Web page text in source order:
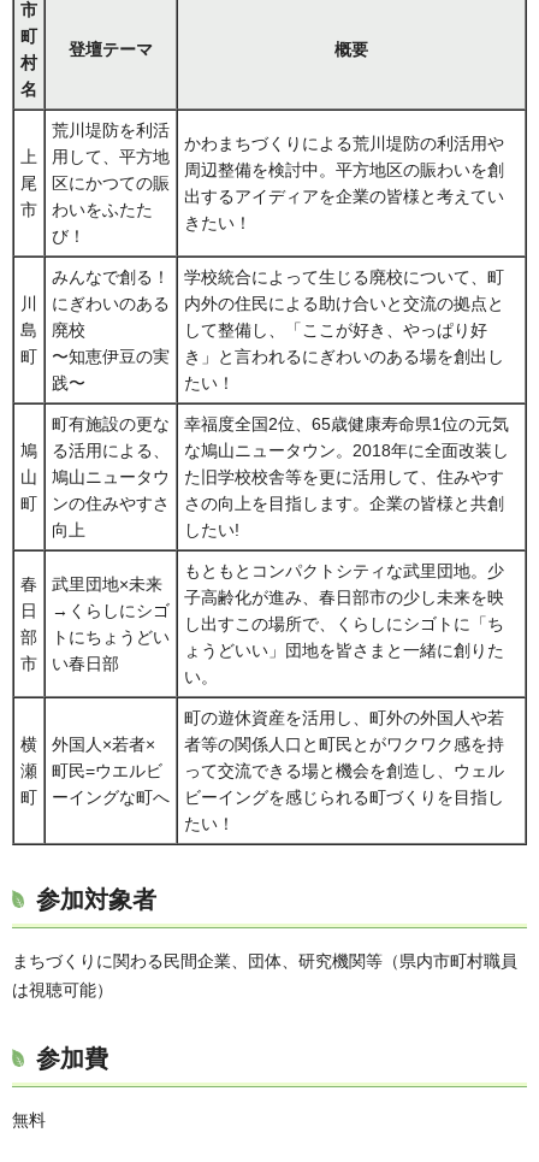
市
町
村
名
登壇テーマ 概要
上
尾
市
荒川堤防を利活
用して、平方地
区にかつての賑
わいをふたた
び！
かわまちづくりによる荒川堤防の利活用や
周辺整備を検討中。平方地区の賑わいを創
出するアイディアを企業の皆様と考えてい
きたい！
川
島
町
みんなで創る！
にぎわいのある
廃校
〜知恵伊豆の実
践〜
学校統合によって生じる廃校について、町
内外の住民による助け合いと交流の拠点と
して整備し、「ここが好き、やっぱり好
き」と言われるにぎわいのある場を創出し
たい！
鳩
山
町
町有施設の更な
る活用による、
鳩山ニュータウ
ンの住みやすさ
向上
幸福度全国2位、65歳健康寿命県1位の元気
な鳩山ニュータウン。2018年に全面改装し
た旧学校校舎等を更に活用して、住みやす
さの向上を目指します。企業の皆様と共創
したい!
春
日
部
市
武里団地×未来
→くらしにシゴ
トにちょうどい
い春日部
もともとコンパクトシティな武里団地。少
子高齢化が進み、春日部市の少し未来を映
し出すこの場所で、くらしにシゴトに「ち
ょうどいい」団地を皆さまと一緒に創りた
い。
横
瀬
町
外国人×若者×
町民=ウエルビ
ーイングな町へ
町の遊休資産を活用し、町外の外国人や若
者等の関係人口と町民とがワクワク感を持
って交流できる場と機会を創造し、ウェル
ビーイングを感じられる町づくりを目指し
たい！
参加対象者
まちづくりに関わる民間企業、団体、研究機関等（県内市町村職員
は視聴可能）
参加費
無料